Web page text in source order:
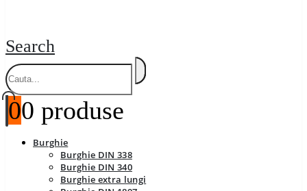
Search
00 produse
Burghie
Burghie DIN 338
Burghie DIN 340
Burghie extra lungi